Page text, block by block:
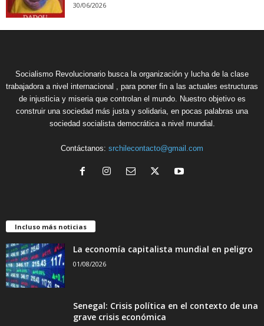
30/06/2026
Socialismo Revolucionario busca la organización y lucha de la clase
trabajadora a nivel internacional , para poner fin a las actuales estructuras
de injusticia y miseria que controlan el mundo. Nuestro objetivo es
construir una sociedad más justa y solidaria, en pocas palabras una
sociedad socialista democrática a nivel mundial.
Contáctanos: srchilecontacto@gmail.com
Incluso más noticias
La economía capitalista mundial en peligro
01/08/2026
Senegal: Crisis política en el contexto de una
grave crisis económica